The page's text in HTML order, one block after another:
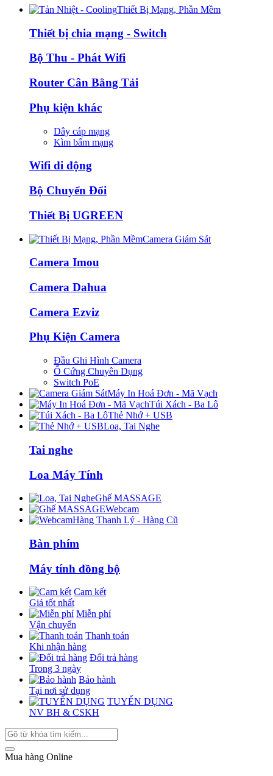
Thiết Bị Mạng, Phần Mềm
Thiết bị chia mạng - Switch
Bộ Thu - Phát Wifi
Router Cân Bằng Tải
Phụ kiện khác
Dây cáp mạng
Kìm bấm mạng
Wifi di động
Bộ Chuyển Đổi
Thiết Bị UGREEN
Camera Giám Sát
Camera Imou
Camera Dahua
Camera Ezviz
Phụ Kiện Camera
Đầu Ghi Hình Camera
Ổ Cứng Chuyên Dụng
Switch PoE
Máy In Hoá Đơn - Mã Vạch
Túi Xách - Ba Lô
Thẻ Nhớ + USB
Loa, Tai Nghe
Tai nghe
Loa Máy Tính
Ghế MASSAGE
Webcam
Hàng Thanh Lý - Hàng Cũ
Bàn phím
Máy tính đồng bộ
Cam kết
Giá tốt nhất
Miễn phí
Vận chuyển
Thanh toán
Khi nhận hàng
Đổi trả hàng
Trong 3 ngày
Bảo hành
Tại nơi sử dụng
TUYỂN DỤNG
NV BH & CSKH
Mua hàng Online